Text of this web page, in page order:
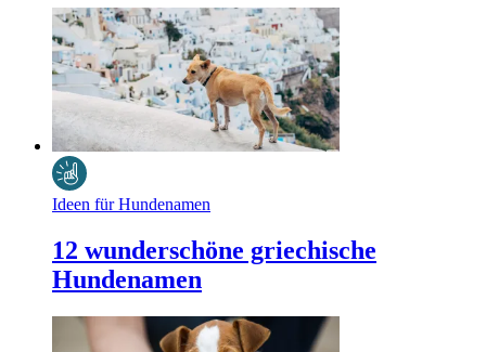
Ideen für Hundenamen
12 wunderschöne griechische
Hundenamen